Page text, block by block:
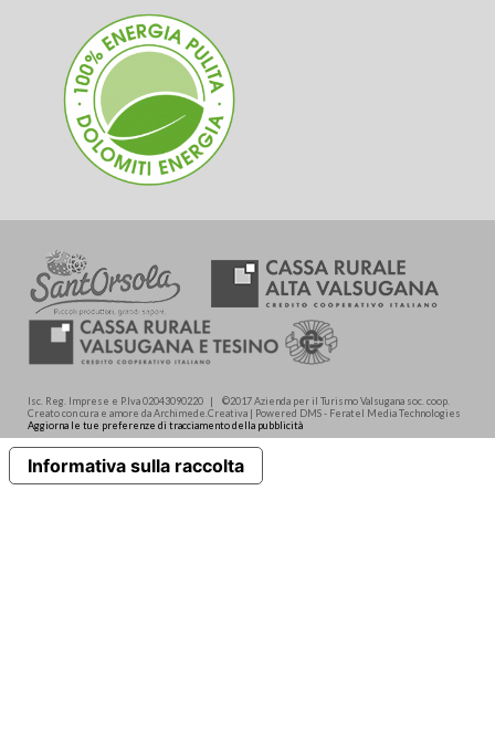
Isc. Reg. Imprese e P.Iva 02043090220 | ©2017 Azienda per il Turismo Valsugana soc. coop.
Creato con cura e amore da Archimede.Creativa | Powered DMS - Feratel Media Technologies
Aggiorna le tue preferenze di tracciamento della pubblicità
Informativa sulla raccolta